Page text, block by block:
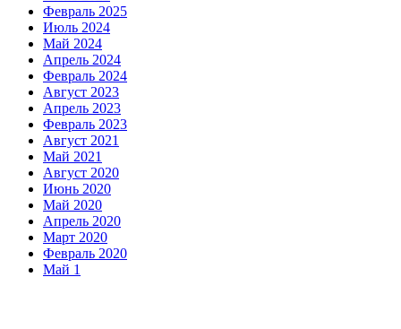
Февраль 2025
Июль 2024
Май 2024
Апрель 2024
Февраль 2024
Август 2023
Апрель 2023
Февраль 2023
Август 2021
Май 2021
Август 2020
Июнь 2020
Май 2020
Апрель 2020
Март 2020
Февраль 2020
Май 1